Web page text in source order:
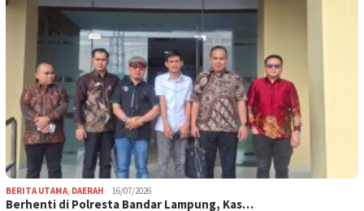
BERITA UTAMA, DAERAH 16/07/2026
Berhenti di Polresta Bandar Lampung, Kas…